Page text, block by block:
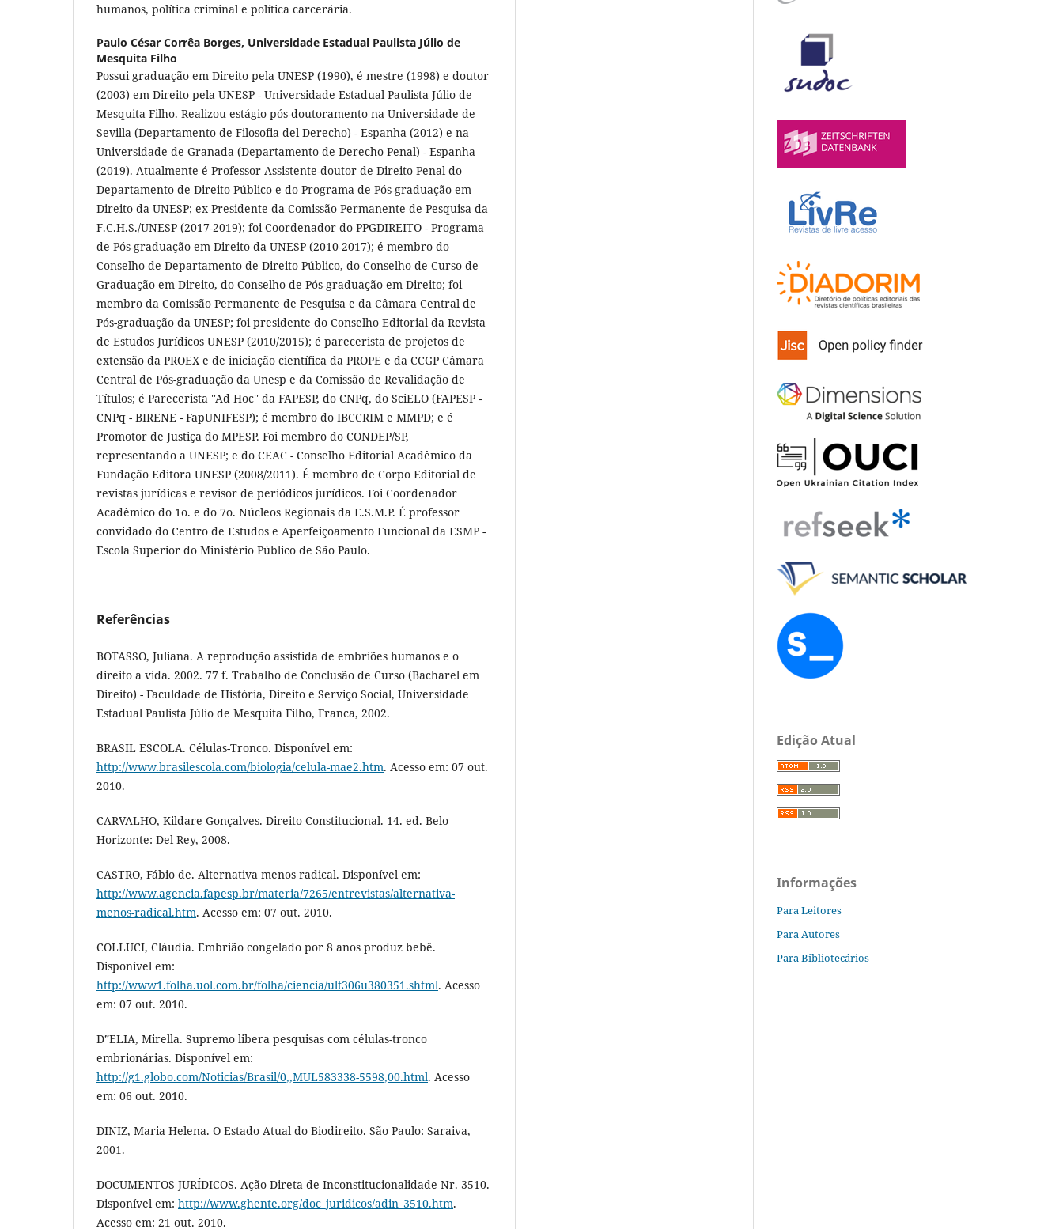
humanos, política criminal e política carcerária.
Paulo César Corrêa Borges, Universidade Estadual Paulista Júlio de
Mesquita Filho
Possui graduação em Direito pela UNESP (1990), é mestre (1998) e doutor
(2003) em Direito pela UNESP - Universidade Estadual Paulista Júlio de
Mesquita Filho. Realizou estágio pós-doutoramento na Universidade de
Sevilla (Departamento de Filosofia del Derecho) - Espanha (2012) e na
Universidade de Granada (Departamento de Derecho Penal) - Espanha
(2019). Atualmente é Professor Assistente-doutor de Direito Penal do
Departamento de Direito Público e do Programa de Pós-graduação em
Direito da UNESP; ex-Presidente da Comissão Permanente de Pesquisa da
F.C.H.S./UNESP (2017-2019); foi Coordenador do PPGDIREITO - Programa
de Pós-graduação em Direito da UNESP (2010-2017); é membro do
Conselho de Departamento de Direito Público, do Conselho de Curso de
Graduação em Direito, do Conselho de Pós-graduação em Direito; foi
membro da Comissão Permanente de Pesquisa e da Câmara Central de
Pós-graduação da UNESP; foi presidente do Conselho Editorial da Revista
de Estudos Jurídicos UNESP (2010/2015); é parecerista de projetos de
extensão da PROEX e de iniciação científica da PROPE e da CCGP Câmara
Central de Pós-graduação da Unesp e da Comissão de Revalidação de
Títulos; é Parecerista ''Ad Hoc'' da FAPESP, do CNPq, do SciELO (FAPESP -
CNPq - BIRENE - FapUNIFESP); é membro do IBCCRIM e MMPD; e é
Promotor de Justiça do MPESP. Foi membro do CONDEP/SP,
representando a UNESP; e do CEAC - Conselho Editorial Acadêmico da
Fundação Editora UNESP (2008/2011). É membro de Corpo Editorial de
revistas jurídicas e revisor de periódicos jurídicos. Foi Coordenador
Acadêmico do 1o. e do 7o. Núcleos Regionais da E.S.M.P. É professor
convidado do Centro de Estudos e Aperfeiçoamento Funcional da ESMP -
Escola Superior do Ministério Público de São Paulo.
Referências
BOTASSO, Juliana. A reprodução assistida de embriões humanos e o
direito a vida. 2002. 77 f. Trabalho de Conclusão de Curso (Bacharel em
Direito) - Faculdade de História, Direito e Serviço Social, Universidade
Estadual Paulista Júlio de Mesquita Filho, Franca, 2002.
BRASIL ESCOLA. Células-Tronco. Disponível em:
http://www.brasilescola.com/biologia/celula-mae2.htm. Acesso em: 07 out.
2010.
CARVALHO, Kildare Gonçalves. Direito Constitucional. 14. ed. Belo
Horizonte: Del Rey, 2008.
CASTRO, Fábio de. Alternativa menos radical. Disponível em:
http://www.agencia.fapesp.br/materia/7265/entrevistas/alternativa-
menos-radical.htm. Acesso em: 07 out. 2010.
COLLUCI, Cláudia. Embrião congelado por 8 anos produz bebê.
Disponível em:
http://www1.folha.uol.com.br/folha/ciencia/ult306u380351.shtml. Acesso
em: 07 out. 2010.
D‟ELIA, Mirella. Supremo libera pesquisas com células-tronco
embrionárias. Disponível em:
http://g1.globo.com/Noticias/Brasil/0,,MUL583338-5598,00.html. Acesso
em: 06 out. 2010.
DINIZ, Maria Helena. O Estado Atual do Biodireito. São Paulo: Saraiva,
2001.
DOCUMENTOS JURÍDICOS. Ação Direta de Inconstitucionalidade Nr. 3510.
Disponível em: http://www.ghente.org/doc_juridicos/adin_3510.htm.
Acesso em: 21 out. 2010.
Edição Atual
Informações
Para Leitores
Para Autores
Para Bibliotecários